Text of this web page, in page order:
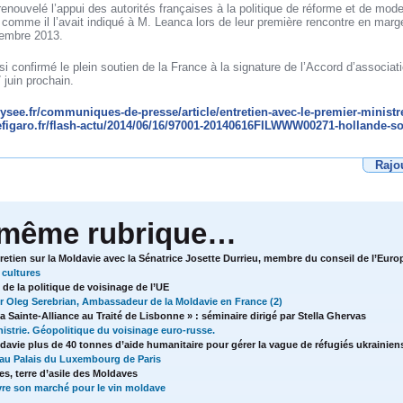
l’appui des autorités françaises à la politique de réforme et de
il l’avait indiqué à M. Leanca lors de leur première rencontre en
2013.
confirmé le plein soutien de la France à la signature de l’Accord
juin prochain.
communiques-de-presse/article/entretien-avec-le-premier-
flash-actu/2014/06/16/97001-20140616FILWWW00271-hollande-
rubrique…
sur la Moldavie avec la Sénatrice Josette Durrieu, membre du conseil de
cultures
la politique de voisinage de l’UE
Oleg Serebrian, Ambassadeur de la Moldavie en France (2)
Sainte-Alliance au Traité de Lisbonne » : séminaire dirigé par Stella Ghervas
Géopolitique du voisinage euro-russe.
plus de 40 tonnes d’aide humanitaire pour gérer la vague de réfugiés
Palais du Luxembourg de Paris
terre d’asile des Moldaves
son marché pour le vin moldave